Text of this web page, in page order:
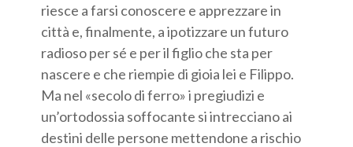
riesce a farsi conoscere e apprezzare in
città e, finalmente, a ipotizzare un futuro
radioso per sé e per il figlio che sta per
nascere e che riempie di gioia lei e Filippo.
Ma nel «secolo di ferro» i pregiudizi e
un’ortodossia soffocante si intrecciano ai
destini delle persone mettendone a rischio